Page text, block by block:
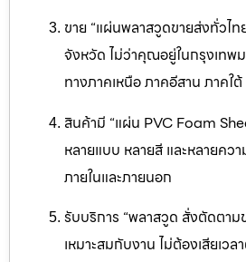
ขาย “แผ่นพลาสวูดขายส่งทั่วไ
จังหวัด ไม่ว่าคุณอยู่ในกรุงเทพ
ทางภาคเหนือ ภาคอีสาน ภาคใ
สินค้ามี “แผ่น PVC Foam
หลายแบบ หลายสี และหลายคว
ภายในและภายนอก
รับบริการ “พลาสวูด สั่งตัดตาม
เหมาะสมกับงาน ไม่ต้องเสียเวล